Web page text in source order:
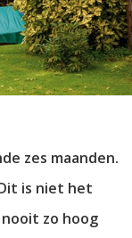
zes maanden.
is niet het
zo hoog